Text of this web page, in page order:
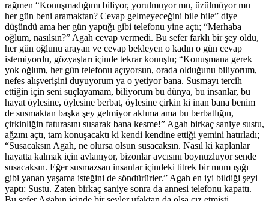
rağmen “Konuşmadığımı biliyor, yorulmuyor mu, üzülmüyor mu
her gün beni aramaktan? Cevap gelmeyeceğini bile bile” diye
düşündü ama her gün yaptığı gibi telefonu yine açtı; “Merhaba
oğlum, nasılsın?” Agah cevap vermedi. Bu sefer farklı bir şey oldu,
her gün oğlunu arayan ve cevap bekleyen o kadın o gün cevap
istemiyordu, gözyaşları içinde tekrar konuştu; “Konuşmana gerek
yok oğlum, her gün telefonu açıyorsun, orada olduğunu biliyorum,
nefes alışverişini duyuyorum ya o yetiyor bana. Susmayı tercih
ettiğin için seni suçlayamam, biliyorum bu dünya, bu insanlar, bu
hayat öylesine, öylesine berbat, öylesine çirkin ki inan bana benim
de susmaktan başka şey gelmiyor aklıma ama bu berbatlığın,
çirkinliğin faturasını susarak bana kesme!” Agah birkaç saniye sustu,
ağzını açtı, tam konuşacaktı ki kendi kendine ettiği yemini hatırladı;
“Susacaksın Agah, ne olursa olsun susacaksın. Nasıl ki kaplanlar
hayatta kalmak için avlanıyor, bizonlar avcısını boynuzluyor sende
susacaksın. Eğer susmazsan insanlar içindeki titrek bir mum ışığı
gibi yanan yaşama isteğini de söndürürler.” Agah en iyi bildiği şeyi
yaptı: Sustu. Zaten birkaç saniye sonra da annesi telefonu kapattı.